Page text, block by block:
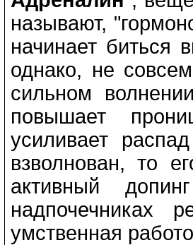
называют,
начинает биться
однако, не
сильном
повышает
усиливает
взволнован, то
активный
надпочечниках
умственная